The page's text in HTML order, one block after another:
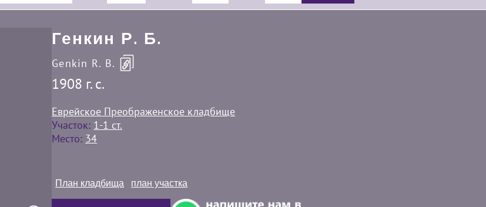
Генкин Р. Б.
Genkin R. B.
1908 г. c.
Еврейское Преображенское кладбище
Участок: 1-1 ст.
Место: 34
План кладбища план участка